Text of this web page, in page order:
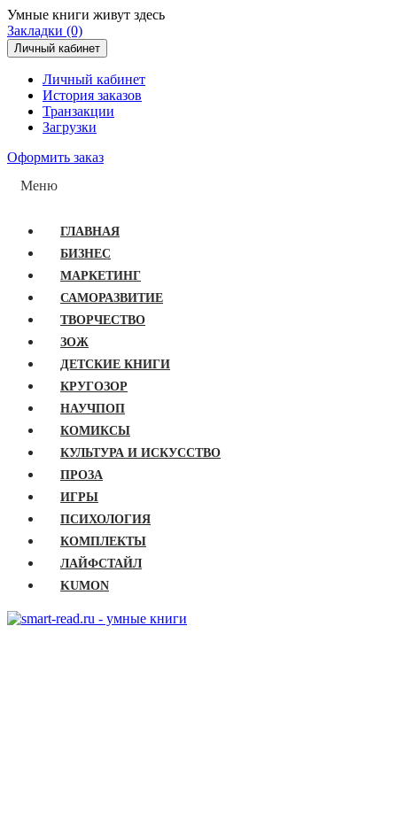
Умные книги живут здесь
Закладки (0)
Личный кабинет
Личный кабинет
История заказов
Транзакции
Загрузки
Оформить заказ
Меню
ГЛАВНАЯ
БИЗНЕС
МАРКЕТИНГ
САМОРАЗВИТИЕ
ТВОРЧЕСТВО
ЗОЖ
ДЕТСКИЕ КНИГИ
КРУГОЗОР
НАУЧПОП
КОМИКСЫ
КУЛЬТУРА И ИСКУССТВО
ПРОЗА
ИГРЫ
ПСИХОЛОГИЯ
КОМПЛЕКТЫ
ЛАЙФСТАЙЛ
KUMON